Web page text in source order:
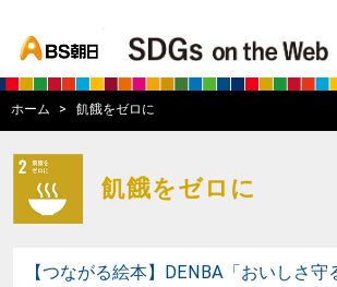
ホーム 飢餓をゼロに
飢餓をゼロに
【つながる絵本】DENBA「おいしさ